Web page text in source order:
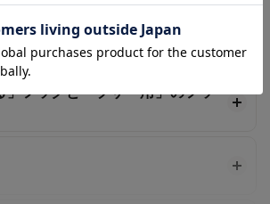
止
」フックと「ブザー用」のフッ